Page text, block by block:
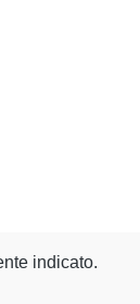
indicato.